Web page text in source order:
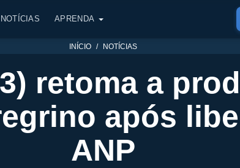
NOTÍCIAS APRENDA
INÍCIO NOTÍCIAS
retoma a
após
ANP